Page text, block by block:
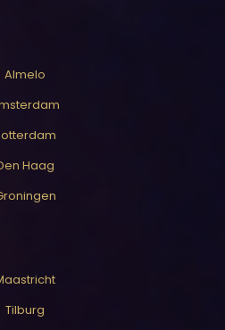
Almelo
Haag
Tilburg